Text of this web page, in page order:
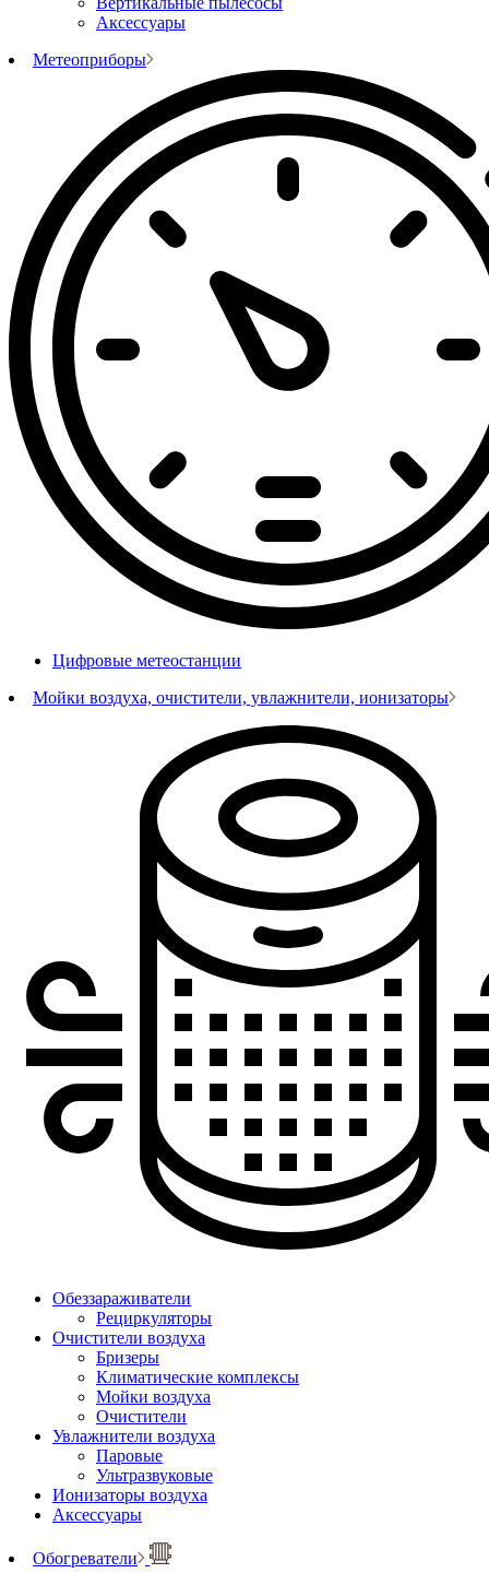
Аксессуары
Метеоприборы
Цифровые метеостанции
Мойки воздуха, очистители, увлажнители, ионизаторы
Обеззараживатели
Рециркуляторы
Очистители воздуха
Бризеры
Климатические комплексы
Мойки воздуха
Очистители
Увлажнители воздуха
Паровые
Ультразвуковые
Ионизаторы воздуха
Аксессуары
Обогреватели